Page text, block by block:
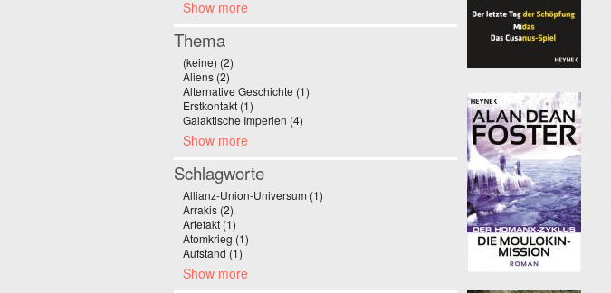
Show more
Thema
(keine) (2)
Aliens (2)
Alternative Geschichte (1) Apply Alternative Geschichte filter
Erstkontakt (1)
Galaktische Imperien (4)
Show more
Schlagworte
Allianz-Union-Universum (1) Apply Allianz-Union-Universum filter
Arrakis (2)
Artefakt (1)
Atomkrieg (1)
Aufstand (1)
Show more